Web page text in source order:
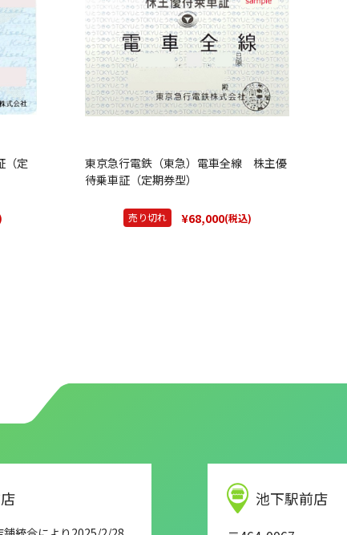
（定
東京急行電鉄（東急）電車全線 株主優
待乗車証（定期券型）
売り切れ ¥68,000(税込)
池下駅前店